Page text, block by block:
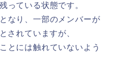
っている状態です。
なり、一部のメンバーが
されていますが、
とには触れていないよう